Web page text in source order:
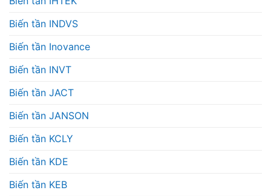
Biến tần INDVS
Biến tần Inovance
Biến tần INVT
Biến tần JACT
Biến tần JANSON
Biến tần KCLY
Biến tần KDE
Biến tần KEB